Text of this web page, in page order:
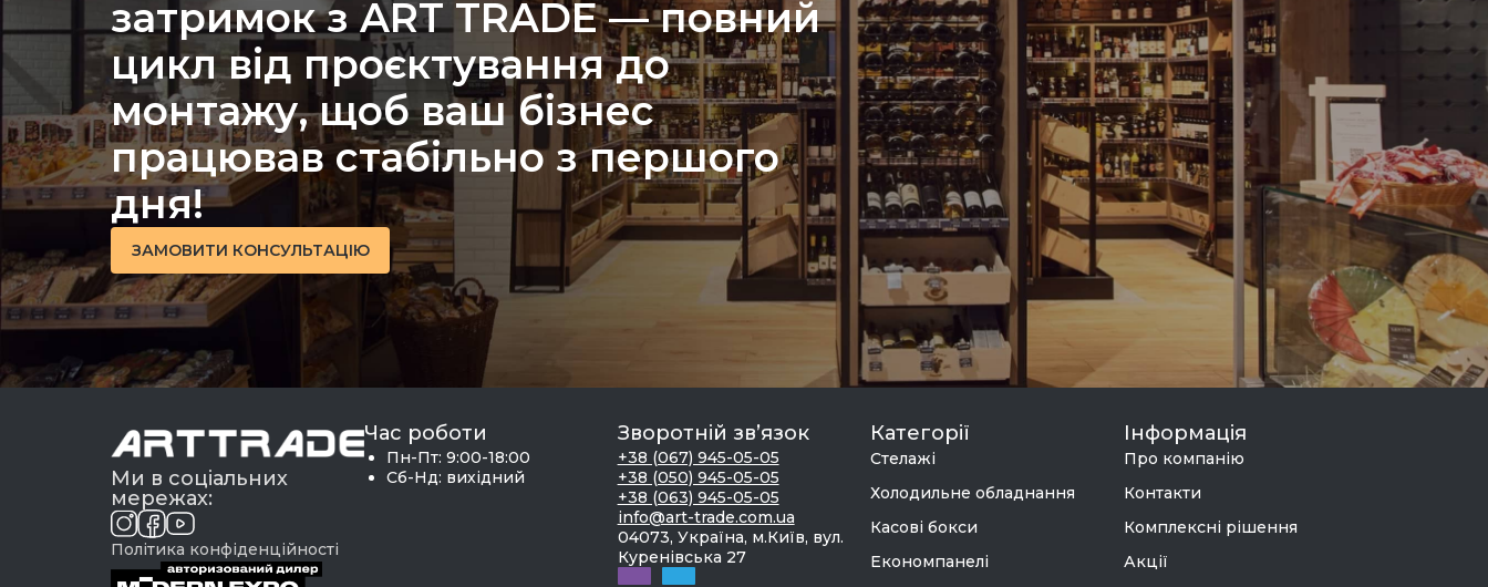
затримок з ART TRADE — повний
цикл від проєктування до
монтажу, щоб ваш бізнес
працював стабільно з першого
дня!
ЗАМОВИТИ КОНСУЛЬТАЦІЮ
Ми в соціальних
мережах:
Політика конфіденційності
Час роботи
Пн-Пт: 9:00-18:00
Сб-Нд: вихідний
Зворотній зв’язок
+38 (067) 945-05-05
+38 (050) 945-05-05
+38 (063) 945-05-05
info@art-trade.com.ua
04073, Україна, м.Київ, вул.
Куренівська 27
Категорії
Стелажі
Холодильне обладнання
Касові бокси
Економпанелі
Інформація
Про компанію
Контакти
Комплексні рішення
Акції